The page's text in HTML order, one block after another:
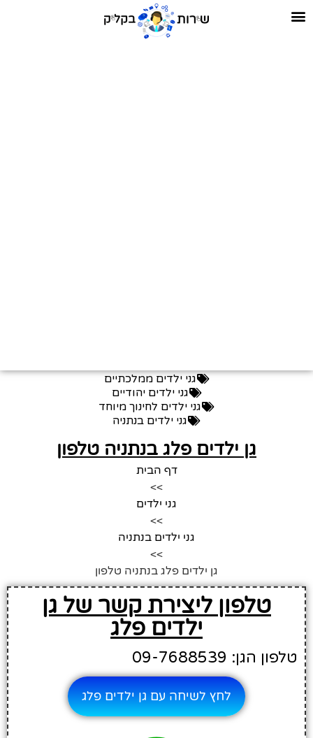
גני ילדים ממלכתיים
גני ילדים יהודיים
גני ילדים לחינוך מיוחד
גני ילדים בנתניה
גן ילדים פלג בנתניה טלפון
דף הבית
>>
גני ילדים
>>
גני ילדים בנתניה
>>
גן ילדים פלג בנתניה טלפון
טלפון ליצירת קשר של גן
ילדים פלג
טלפון הגן: 09-7688539
לחץ לשיחה עם גן ילדים פלג